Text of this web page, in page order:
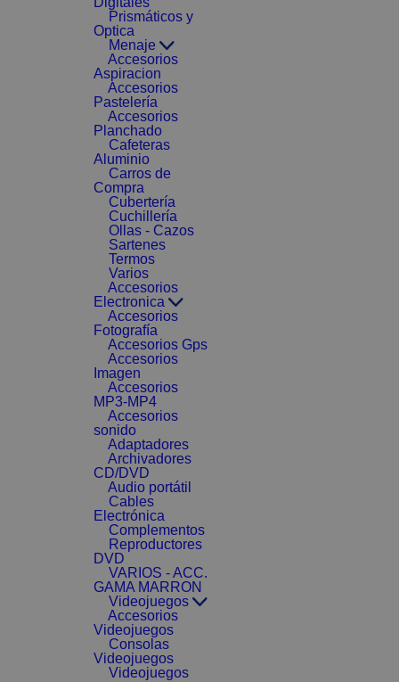
Prismáticos y
Optica
Menaje
Accesorios
Aspiracion
Accesorios
Pastelería
Accesorios
Planchado
Cafeteras
Aluminio
Carros de
Compra
Cubertería
Cuchillería
Ollas - Cazos
Sartenes
Termos
Varios
Accesorios
Electronica
Accesorios
Fotografía
Accesorios Gps
Accesorios
Imagen
Accesorios
MP3-MP4
Accesorios
sonido
Adaptadores
Archivadores
CD/DVD
Audio portátil
Cables
Electrónica
Complementos
Reproductores
DVD
VARIOS - ACC.
GAMA MARRON
Videojuegos
Accesorios
Videojuegos
Consolas
Videojuegos
Videojuegos